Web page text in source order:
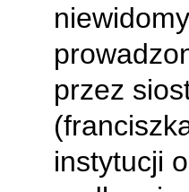
przez
instytucji